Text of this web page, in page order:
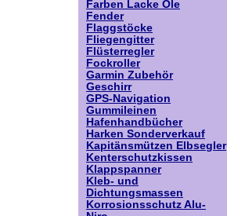
Farben Lacke Öle
Fender
Flaggstöcke
Fliegengitter
Flüsterregler
Fockroller
Garmin Zubehör
Geschirr
GPS-Navigation
Gummileinen
Hafenhandbücher
Harken Sonderverkauf
Kapitänsmützen Elbsegler
Kenterschutzkissen
Klappspanner
Kleb- und
Dichtungsmassen
Korrosionsschutz Alu-